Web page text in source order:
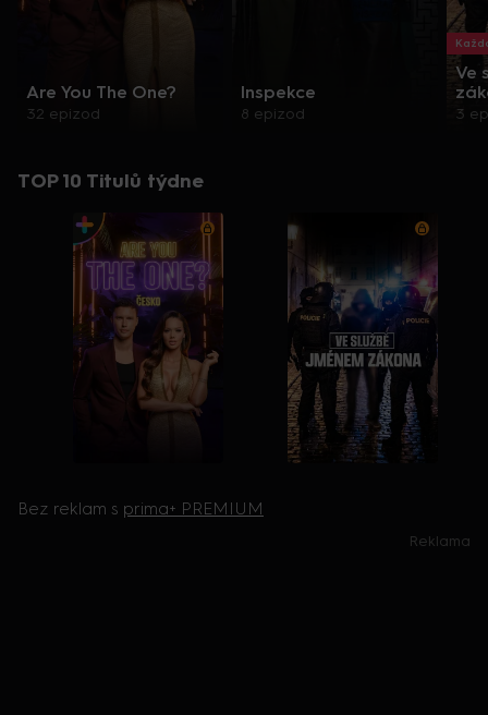
Are You The One?
32 epizod
Inspekce
8 epizod
Ve
3
TOP 10 Titulů týdne
Bez reklam s prima+ PREMIUM
Reklama